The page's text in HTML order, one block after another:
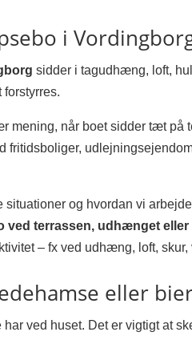
i
sidder i tagudhæng, loft,
forstyrres.
mening, når boet sidder tæt på
fritidsboliger,
og hvordan vi
ved terrassen, udhænget eller
– fx ved udhæng, loft,
eller
har ved huset. Det er vigtigt at